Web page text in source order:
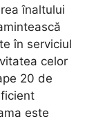
înaltului
în serviciul
celor
20 de
este